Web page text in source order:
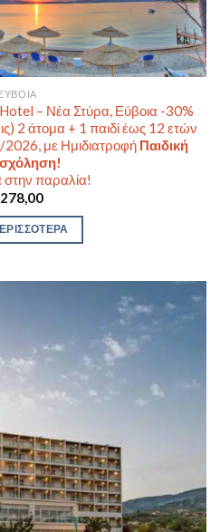
– Νέα Στύρα, Εύβοια -30%
2 άτομα + 1 παιδί έως 12 ετών
με Ημιδιατροφή Παιδική
παραλία!
278,00